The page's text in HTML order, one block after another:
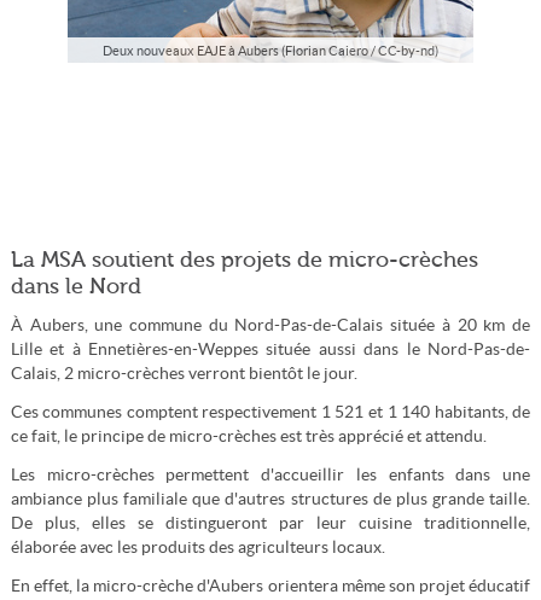
Deux nouveaux EAJE à Aubers (Florian Caiero / CC-by-nd)
La MSA soutient des projets de micro-crèches
dans le Nord
À Aubers, une commune du Nord-Pas-de-Calais située à 20 km de
Lille et à Ennetières-en-Weppes située aussi dans le Nord-Pas-de-
Calais, 2 micro-crèches verront bientôt le jour.
Ces communes comptent respectivement 1 521 et 1 140 habitants, de
ce fait, le principe de micro-crèches est très apprécié et attendu.
Les micro-crèches permettent d'accueillir les enfants dans une
ambiance plus familiale que d'autres structures de plus grande taille.
De plus, elles se distingueront par leur cuisine traditionnelle,
élaborée avec les produits des agriculteurs locaux.
En effet, la micro-crèche d'Aubers orientera même son projet éducatif